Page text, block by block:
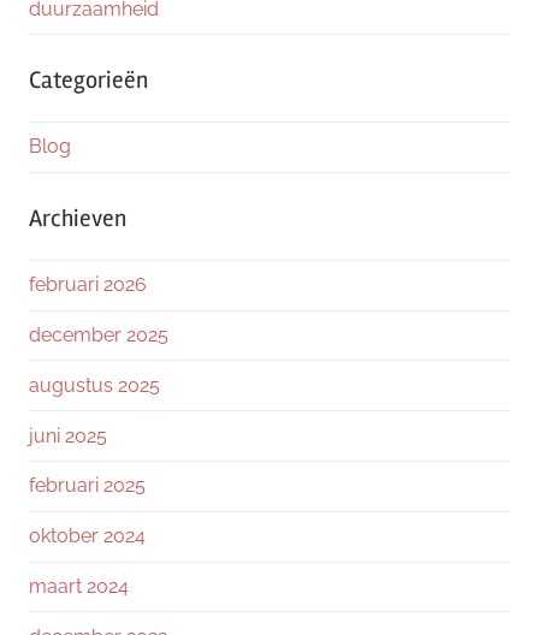
duurzaamheid
Categorieën
Blog
Archieven
februari 2026
december 2025
augustus 2025
juni 2025
februari 2025
oktober 2024
maart 2024